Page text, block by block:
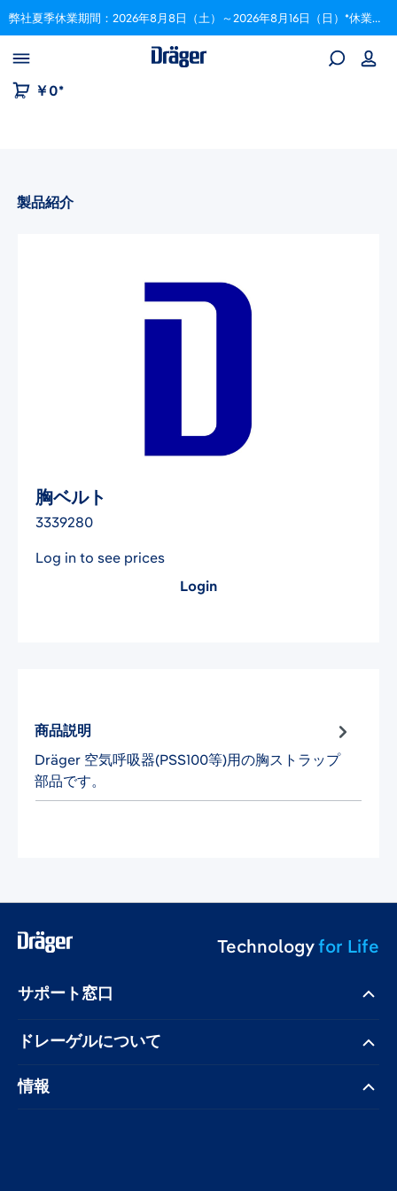
to B2B platform navigation 弊社夏季休業期間：2026年8月8日（土）～2026年8月16日（日）*休業期間中にいただいたご注文は、8月17日以降順次対応いたします。
￥0*
製品紹介
画像ギャラリーをスキップ
胸ベルト
3339280
Log in to see prices
Login
商品説明
Dräger 空気呼吸器(PSS100等)用の胸ストラップ
部品です。
Technologyfor Life
サポート窓口
ドレーゲル​について
情報